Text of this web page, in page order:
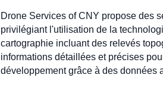
Drone Services of CNY propose des
privilégiant l'utilisation de la
cartographie incluant des relevés
informations détaillées et précises
développement grâce à des données